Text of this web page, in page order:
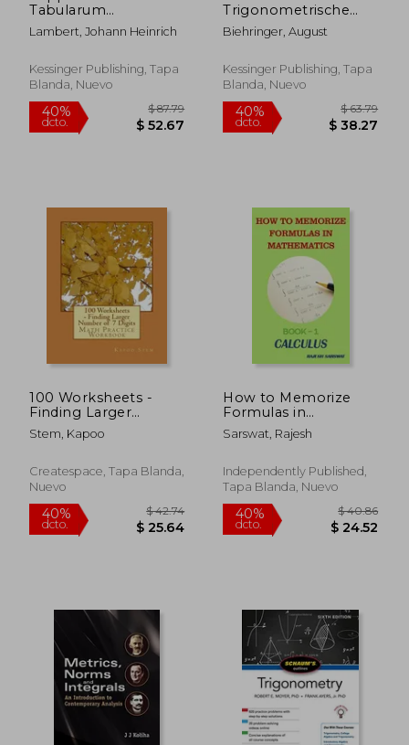
40%
dcto.
40%
dcto.
Tabularum
Logarithmicarum Et
Trigonometricarum
Academiae Regiae
Scientiarum (1798)
Lambert, Johann Heinrich
Kessinger Publishing, Tapa
Blanda, Nuevo
Trigonometrische
Funktionen Und Ihre
Anwendung (1877)
Biehringer, August
Kessinger Publishing, Tapa
Blanda, Nuevo
100 Worksheets -
Finding Larger
Number of 7 Digits:
Math Practice
Stem, Kapoo
Createspace, Tapa Blanda,
Nuevo
How to Memorize
Formulas in
Mathematics: Book-1
Calculus (en Inglés)
Sarswat, Rajesh
Independently Published,
Tapa Blanda, Nuevo